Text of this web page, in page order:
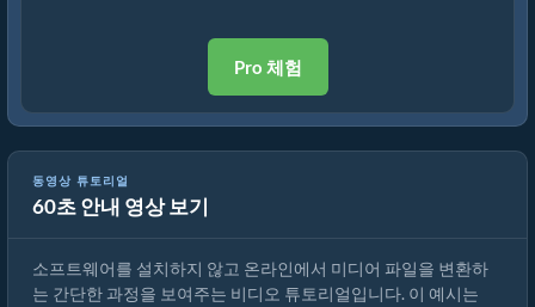
Pro 체험
동영상 튜토리얼
60초 안내 영상 보기
미디어 파일 변환 방법
소프트웨어를 설치하지 않고 온라인에서 미디어 파일을 변환하
는 간단한 과정을 보여주는 비디오 튜토리얼입니다. 이 예시는